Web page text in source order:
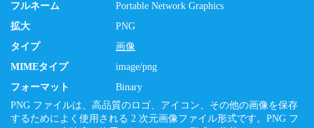
フルネーム
Portable Network Graphics
拡大
PNG
タイプ
画像
MIMEタイプ
image/png
フォーマット
Binary
PNG ファイルは、高品質のロゴ、アイコン、その他の画像を保存
するためによく使用される 2 次元画像ファイル形式です。PNG フ